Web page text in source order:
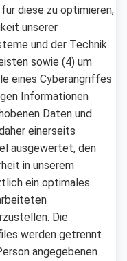
diese zu optimieren,
unserer
und der Technik
sowie (4) um
eines Cyberangriffes
Informationen
Daten und
einerseits
ausgewertet, den
in unserem
ein optimales
Die
werden getrennt
angegebenen